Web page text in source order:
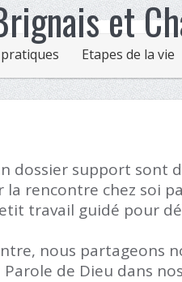
Etapes de la vie
dossier support sont
la rencontre chez soi
travail guidé pour
nous partageons
de Dieu dans